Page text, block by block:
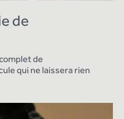
de
de
qui ne laissera rien